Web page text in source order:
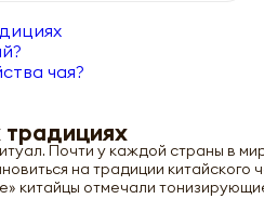
чая?
Почти у каждой страны в
на традиции
китайцы отмечали